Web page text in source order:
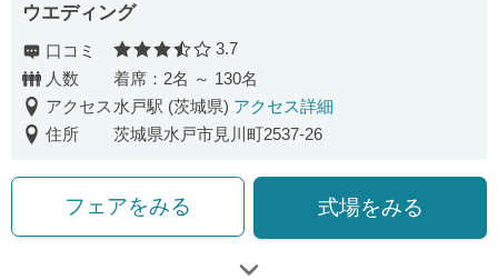
ウエディング
口コミ 口コミ評価
3.7
人数
着席：2名 ～ 130名
アクセス 水戸駅 (茨城県) アクセス詳細
住所
茨城県水戸市見川町2537-26
フェアをみる 式場をみる